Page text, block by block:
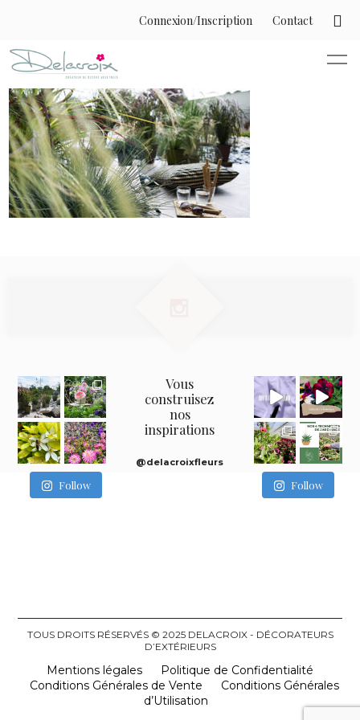
Connexion/Inscription Contact
Follow
Vous
construisez
nos
inspirations
@delacroixfleurs
Follow
TOUS DROITS RÉSERVÉS © 2025 DELACROIX - DÉCORATEURS
D’EXTÉRIEURS
Mentions légales
Politique de Confidentialité
Conditions Générales de Vente
Conditions Générales
d’Utilisation